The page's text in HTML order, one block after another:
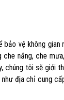
bảo vệ không
nắng, che
chúng tôi sẽ giới
địa chỉ cung